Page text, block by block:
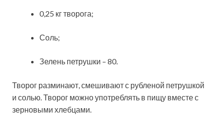
0,25 кг творога;
Соль;
Зелень петрушки – 80.
Творог разминают, смешивают с рубленой петрушкой
и солью. Творог можно употреблять в пищу вместе с
зерновыми хлебцами.